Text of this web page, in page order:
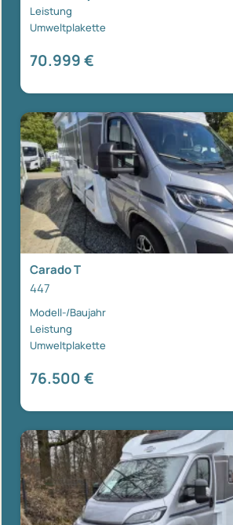
Leistung
Umweltplakette
70.999 €
Carado T
447
Modell-/Baujahr
Leistung
Umweltplakette
76.500 €